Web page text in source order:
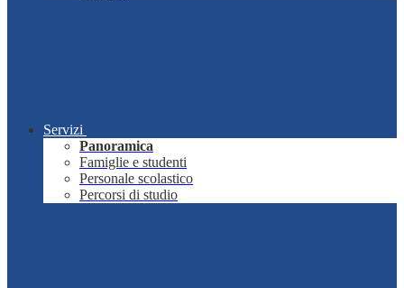
Servizi
Panoramica
Famiglie e studenti
Personale scolastico
Percorsi di studio